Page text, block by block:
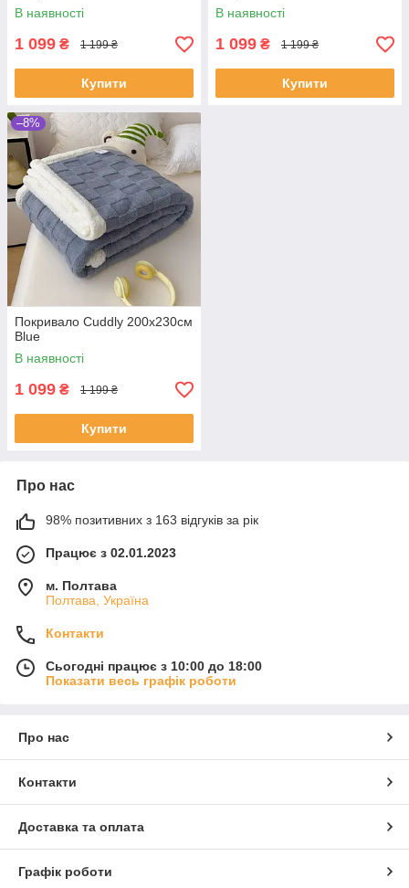
В наявності
1 099 ₴ 1 199 ₴
Купити
В наявності
1 099 ₴ 1 199 ₴
Купити
–8%
Покривало Cuddly 200х230см
Blue
В наявності
1 099 ₴ 1 199 ₴
Купити
Про нас
98% позитивних з 163 відгуків за рік
Працює з 02.01.2023
м. Полтава
Полтава, Україна
Контакти
Сьогодні працює з 10:00 до 18:00
Показати весь графік роботи
Про нас
Контакти
Доставка та оплата
Графік роботи